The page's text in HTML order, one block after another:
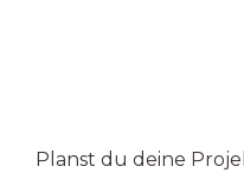
Planst du deine